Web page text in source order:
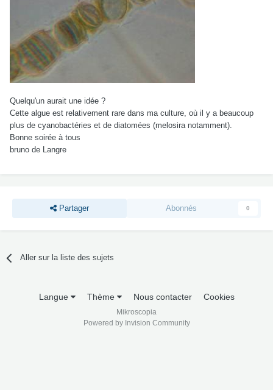
Quelqu'un aurait une idée ?
Cette algue est relativement rare dans ma culture, où il y a beaucoup
plus de cyanobactéries et de diatomées (melosira notamment).
Bonne soirée à tous
bruno de Langre
Partager Abonnés 0
Aller sur la liste des sujets
Langue Thème Nous contacter Cookies
Mikroscopia
Powered by Invision Community